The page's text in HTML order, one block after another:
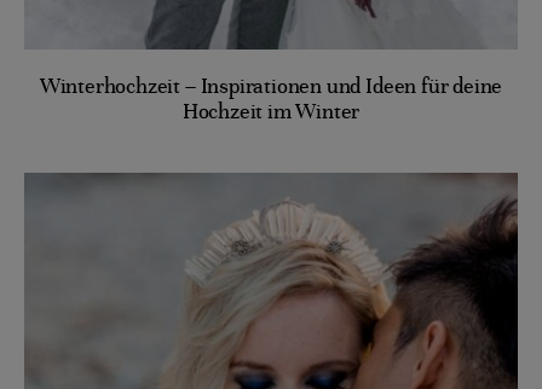
Winterhochzeit – Inspirationen und Ideen für deine
Hochzeit im Winter